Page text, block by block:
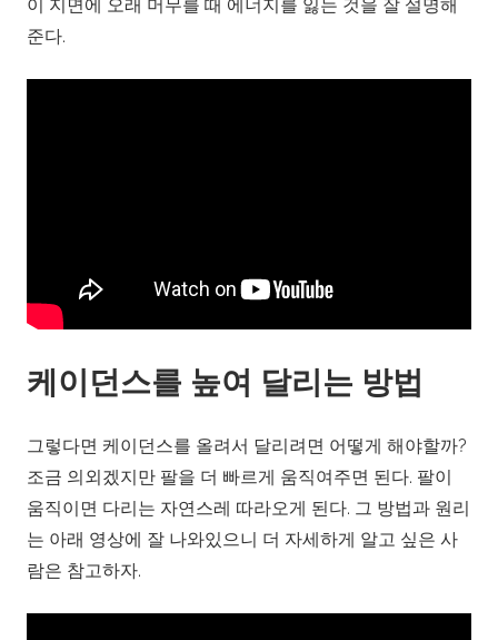
이 지면에 오래 머무를 때 에너지를 잃는 것을 잘 설명해
준다.
케이던스를 높여 달리는 방법
그렇다면 케이던스를 올려서 달리려면 어떻게 해야할까?
조금 의외겠지만 팔을 더 빠르게 움직여주면 된다. 팔이
움직이면 다리는 자연스레 따라오게 된다. 그 방법과 원리
는 아래 영상에 잘 나와있으니 더 자세하게 알고 싶은 사
람은 참고하자.